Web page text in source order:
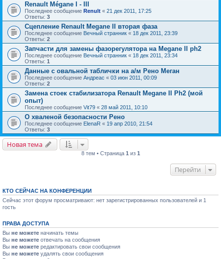
Renault Mégane I - III
Последнее сообщение Renult « 21 дек 2011, 17:25
Ответы: 3
Сцепление Renault Megane II вторая фаза
Последнее сообщение Вечный странник « 18 дек 2011, 23:39
Ответы: 2
Запчасти для замены фазорегулятора на Megane II ph2
Последнее сообщение Вечный странник « 18 дек 2011, 23:34
Ответы: 1
Данные с овальной таблички на а/м Рено Меган
Последнее сообщение Андреас « 03 июн 2011, 00:09
Ответы: 2
Замена стоек стабилизатора Renault Megane II Ph2 (мой
опыт)
Последнее сообщение Vit79 « 28 май 2011, 10:10
О хваленой безопасности Рено
Последнее сообщение ElenaR « 19 апр 2010, 21:54
Ответы: 3
Новая тема
8 тем • Страница 1 из 1
Перейти
КТО СЕЙЧАС НА КОНФЕРЕНЦИИ
Сейчас этот форум просматривают: нет зарегистрированных пользователей и 1
гость
ПРАВА ДОСТУПА
Вы не можете начинать темы
Вы не можете отвечать на сообщения
Вы не можете редактировать свои сообщения
Вы не можете удалять свои сообщения